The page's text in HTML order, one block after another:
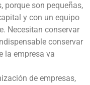
porque son pequeñas,
y con un equipo
Necesitan conservar
conservar
la empresa va
de empresas,